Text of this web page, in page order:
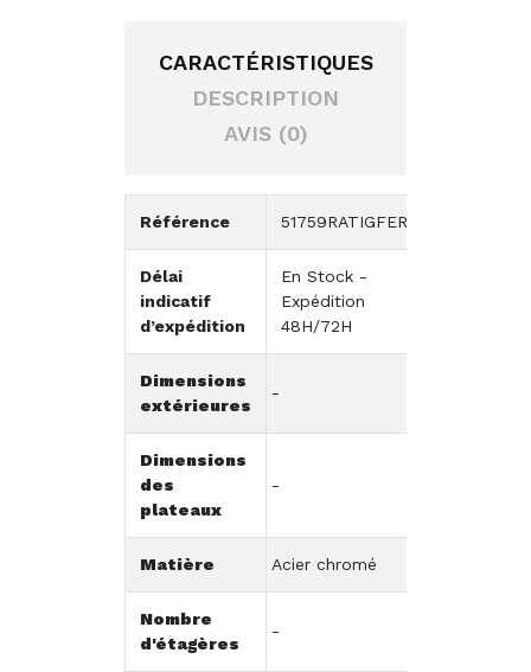
CARACTÉRISTIQUES
DESCRIPTION
AVIS (0)
Référence 51759RATIGFER
Délai
indicatif
d’expédition
En Stock -
Expédition
48H/72H
Dimensions
extérieures
-
Dimensions
des
plateaux
-
Matière Acier chromé
Nombre
d'étagères
-